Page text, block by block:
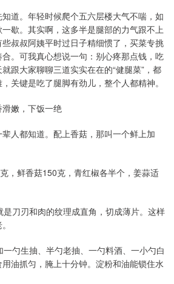
道。年轻时候爬个五六层楼大气不喘，如
歇。其实啊，这多半是腿部的力气跟不上
叔叔阿姨平时过日子精细惯了，买菜专挑
。可我真心想说一句：别心疼那点钱，吃
跟大家聊聊三道实实在在的“健腿菜”，都
关键是吃了腿脚有劲儿，整个人都精神。
嫩，下饭一绝
人都知道。配上香菇，那叫一个鲜上加
，鲜香菇150克，青红椒各半个，姜蒜适
刀刃和肉的纹理成直角，切成薄片。这样
勺生抽、半勺老抽、一勺料酒、一小勺白
油抓匀，腌上十分钟。淀粉和油能锁住水